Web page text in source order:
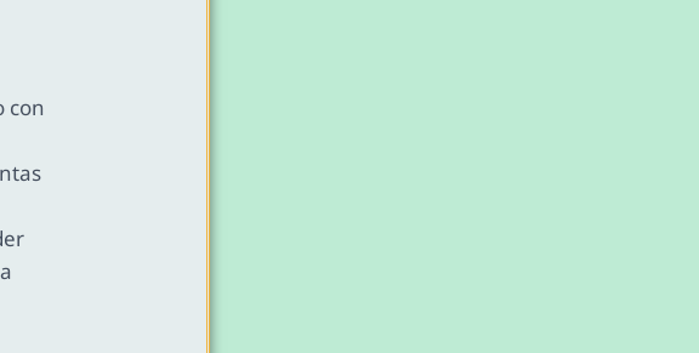
con